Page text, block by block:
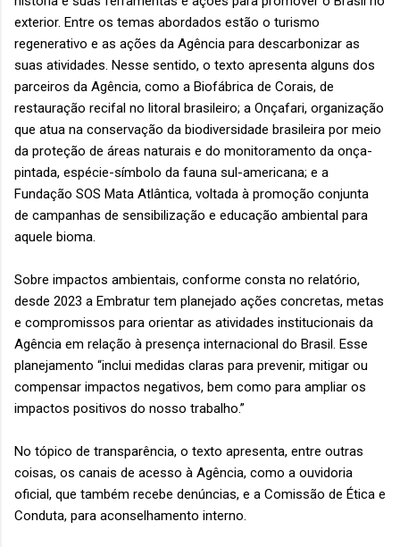
exterior. Entre os temas abordados estão o turismo
regenerativo e as ações da Agência para descarbonizar as
suas atividades. Nesse sentido, o texto apresenta alguns dos
parceiros da Agência, como a Biofábrica de Corais, de
restauração recifal no litoral brasileiro; a Onçafari, organização
que atua na conservação da biodiversidade brasileira por meio
da proteção de áreas naturais e do monitoramento da onça-
pintada, espécie-símbolo da fauna sul-americana; e a
Fundação SOS Mata Atlântica, voltada à promoção conjunta
de campanhas de sensibilização e educação ambiental para
aquele bioma.
Sobre impactos ambientais, conforme consta no relatório,
desde 2023 a Embratur tem planejado ações concretas, metas
e compromissos para orientar as atividades institucionais da
Agência em relação à presença internacional do Brasil. Esse
planejamento “inclui medidas claras para prevenir, mitigar ou
compensar impactos negativos, bem como para ampliar os
impactos positivos do nosso trabalho.”
No tópico de transparência, o texto apresenta, entre outras
coisas, os canais de acesso à Agência, como a ouvidoria
oficial, que também recebe denúncias, e a Comissão de Ética e
Conduta, para aconselhamento interno.